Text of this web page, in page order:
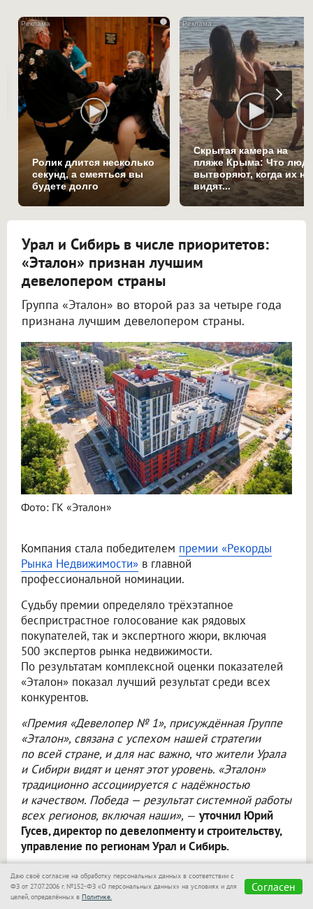
i
Ролик длится несколько
секунд, а смеяться вы
будете долго
Скрытая камера на
пляже Крыма: Что
вытворяют, когда их не
видят...
Урал и Сибирь в числе приоритетов:
«Эталон» признан лучшим
девелопером страны
Группа «Эталон» во второй раз за четыре года
признана лучшим девелопером страны.
Фото: ГК «Эталон»
Компания стала победителем премии «Рекорды
Рынка Недвижимости» в главной
профессиональной номинации.
Судьбу премии определяло трёхэтапное
беспристрастное голосование как рядовых
покупателей, так и экспертного жюри, включая
500 экспертов рынка недвижимости.
По результатам комплексной оценки показателей
«Эталон» показал лучший результат среди всех
конкурентов.
«Премия «Девелопер № 1», присуждённая Группе
«Эталон», связана с успехом нашей стратегии
по всей стране, и для нас важно, что жители Урала
и Сибири видят и ценят этот уровень. «Эталон»
традиционно ассоциируется с надёжностью
и качеством. Победа — результат системной работы
всех регионов, включая наши», — уточнил Юрий
Гусев, директор по девелопменту и строительству,
управление по регионам Урал и Сибирь.
Группа «Эталон» основана в 1987 году и является
одним из крупнейших федеральных девелоперов
в России. Компания реализует проекты в Москве,
Даю своё согласие на обработку персональных данных в соответствии с
ФЗ от 27.07.2006 г. №152-ФЗ «О персональных данных» на условиях и для
целей, определённых в Политике.
Согласен